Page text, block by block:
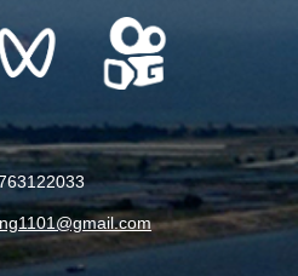
+86 18763122033